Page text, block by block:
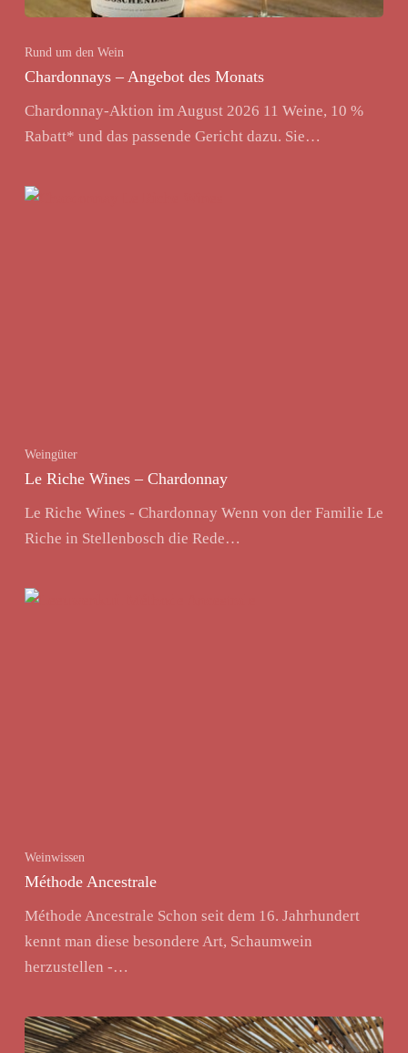
Rund um den Wein
Chardonnays – Angebot des Monats
Chardonnay-Aktion im August 2026 11 Weine, 10 %
Rabatt* und das passende Gericht dazu. Sie…
Weingüter
Le Riche Wines – Chardonnay
Le Riche Wines - Chardonnay Wenn von der Familie Le
Riche in Stellenbosch die Rede…
Weinwissen
Méthode Ancestrale
Méthode Ancestrale Schon seit dem 16. Jahrhundert
kennt man diese besondere Art, Schaumwein
herzustellen -…